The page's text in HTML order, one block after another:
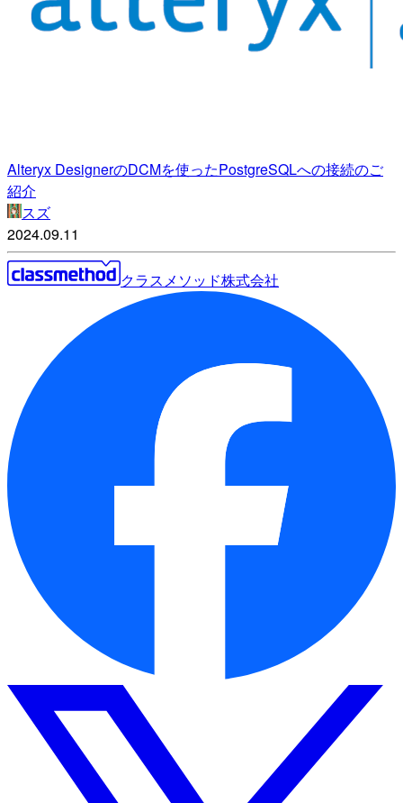
Alteryx DesignerのDCMを使ったPostgreSQLへの接続のご
紹介
スズ
2024.09.11
クラスメソッド株式会社